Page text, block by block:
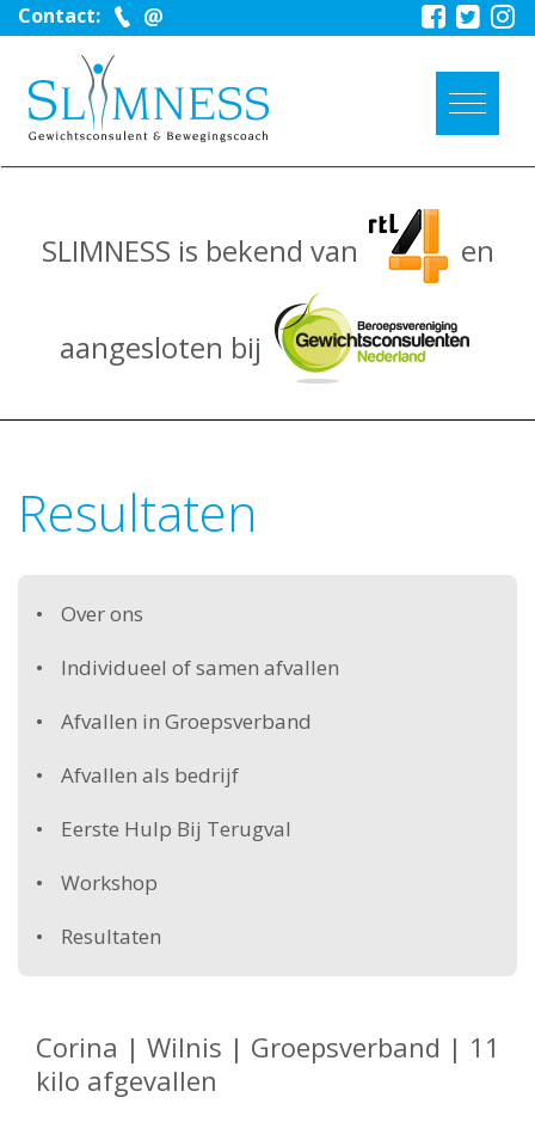
Contact:
SLIMNESS is bekend van en
aangesloten bij
Resultaten
Over ons
Individueel of samen afvallen
Afvallen in Groepsverband
Afvallen als bedrijf
Eerste Hulp Bij Terugval
Workshop
Resultaten
Corina | Wilnis | Groepsverband | 11
kilo afgevallen